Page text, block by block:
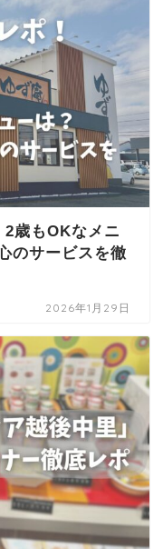
2歳もOKなメニ
のサービスを徹
2026年1月29日